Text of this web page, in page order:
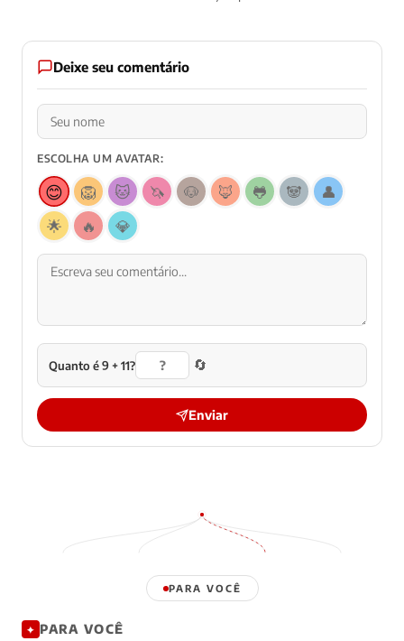
Deixe seu comentário
ESCOLHA UM AVATAR:
😊 🦁 🐱 🦄 🐶 🦊 🐸 🐼
👤
🌟
🔥 💎
Quanto é 9 + 11? 🔄
Enviar
PARA VOCÊ
✦ PARA VOCÊ